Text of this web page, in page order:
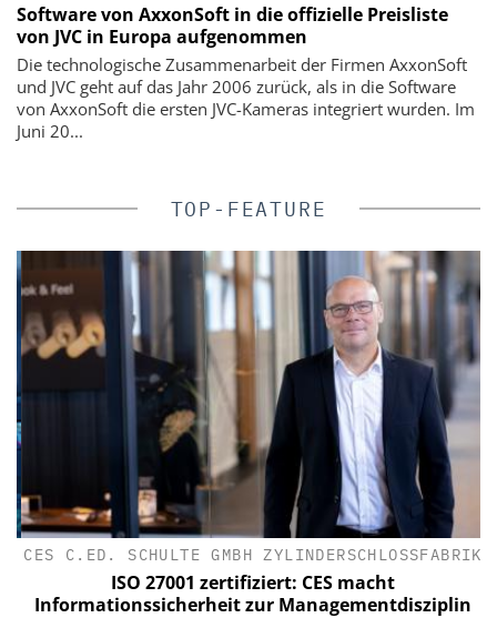
Software von AxxonSoft in die offizielle Preisliste
von JVC in Europa aufgenommen
Die technologische Zusammenarbeit der Firmen AxxonSoft
und JVC geht auf das Jahr 2006 zurück, als in die Software
von AxxonSoft die ersten JVC-Kameras integriert wurden. Im
Juni 20...
TOP-FEATURE
CES C.ED. SCHULTE GMBH ZYLINDERSCHLOSSFABRIK
ISO 27001 zertifiziert: CES macht
Informationssicherheit zur Managementdisziplin